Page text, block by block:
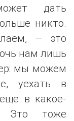
дать
никто.
— это
нам лишь
мы можем
уехать в
в какое-
Это тоже